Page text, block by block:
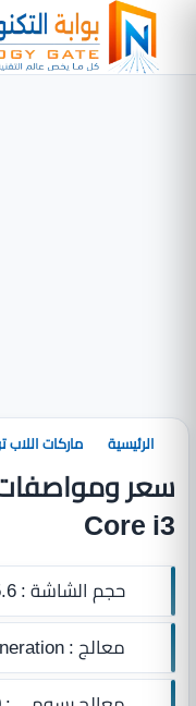
الرئيسية ماركات اللاب
Core i3
حجم الشاشة :
معالج :.